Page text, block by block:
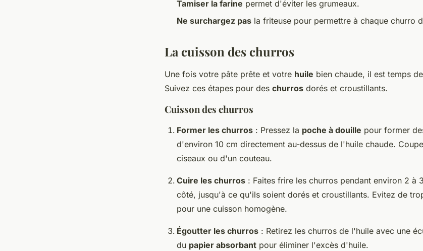
Tamiser la farine permet d'éviter les grumeaux.
Ne surchargez pas la friteuse pour permettre à chaque churro
La cuisson des churros
Une fois votre pâte prête et votre huile bien chaude, il est temps
Suivez ces étapes pour des churros dorés et croustillants.
Cuisson des churros
Former les churros : Pressez la poche à douille pour former
d'environ 10 cm directement au-dessus de l'huile chaude.
ciseaux ou d'un couteau.
Cuire les churros : Faites frire les churros pendant environ 2 à
côté, jusqu'à ce qu'ils soient dorés et croustillants. Evitez de
pour une cuisson homogène.
Égoutter les churros : Retirez les churros de l'huile avec une
du papier absorbant pour éliminer l'excès d'huile.